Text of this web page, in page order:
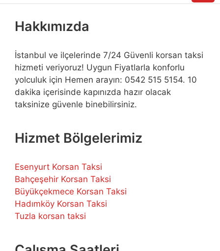
Hakkımızda
İstanbul ve ilçelerinde 7/24 Güvenli korsan taksi
hizmeti veriyoruz! Uygun Fiyatlarla konforlu
yolculuk için Hemen arayın: 0542 515 5154. 10
dakika içerisinde kapınızda hazır olacak
taksinize güvenle binebilirsiniz.
Hizmet Bölgelerimiz
Esenyurt Korsan Taksi
Bahçeşehir Korsan Taksi
Büyükçekmece Korsan Taksi
Hadımköy Korsan Taksi
Tuzla korsan taksi